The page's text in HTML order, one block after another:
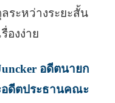
ระหว่างระยะสั้น
องง่าย
อดีตนายก
อดีตประธานคณะ